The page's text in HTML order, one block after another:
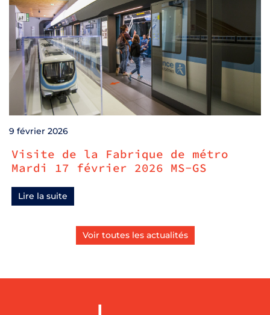
9 février 2026
Visite de la Fabrique de métro
Mardi 17 février 2026 MS-GS
Lire la suite
Voir toutes les actualités